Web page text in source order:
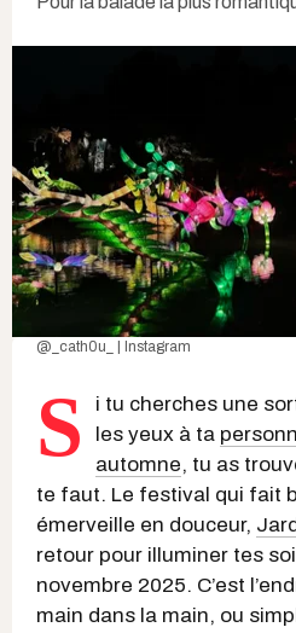
@_cath0u_ | Instagram
S
i tu cherches une
les yeux à ta
automne, tu as
te faut. Le festival qui fait
émerveille en douceur,
retour pour illuminer tes
novembre 2025. C’est
main dans la main, ou